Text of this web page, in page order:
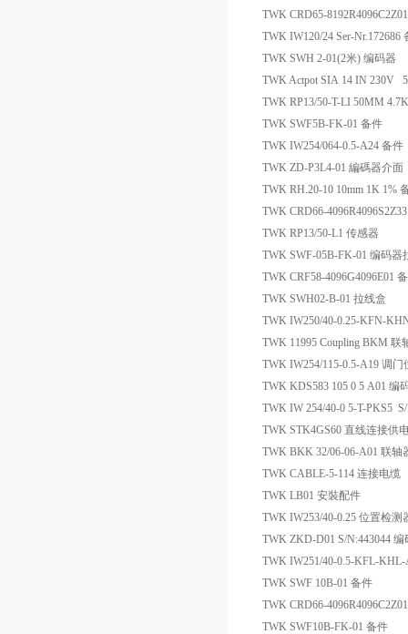
TWK CRD65-
TWK IW120/24 Ser-Nr.172686
TWK SWH 2-01(2米) 编码器
TWK Actpot SIA 14 IN 230V
TWK RP13/50-T-LI 50MM
TWK SWF5B-FK-01 备件
TWK IW254/064-0.5-A24 备件
TWK ZD-P3L4-01 編碼器介面
TWK RH.20-10 10mm 1K 1%
TWK CRD66-
TWK RP13/50-L1 传感器
TWK SWF-05B-FK-01 编码器
TWK CRF58-4096G4096E01
TWK SWH02-B-01 拉线盒
TWK IW250/40-0.25-KFN-
TWK 11995 Coupling BKM 联
TWK IW254/115-0.5-A19 调门
TWK KDS583 105 0 5 A01 编
TWK IW 254/40-0 5-T-PKS5
TWK STK4GS60 直线连接供
TWK BKK 32/06-06-A01 联轴
TWK CABLE-5-114 连接电缆
TWK LB01 安裝配件
TWK IW253/40-0.25 位置检测
TWK ZKD-D01 S/N:443044
TWK IW251/40-0.5-KFL-
TWK SWF 10B-01 备件
TWK CRD66-
TWK SWF10B-FK-01 备件